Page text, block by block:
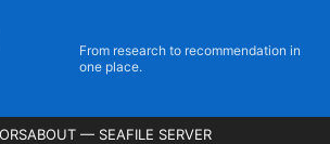
From research to recommendation in
one place.
ABOUT — SEAFILE SERVER